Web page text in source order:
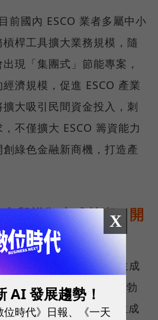
前國內 ESCO 業者多屬中小
桿工具擴大業務規模，隨
現「集團式」節能專案，
濟規模，促進 ESCO 產業
大吸引民間資金投入，刺
不僅擴大 ESCO 籌資能力
綠色金融新商機，打造產
與模擬生成熱潮，開
影響數位雙生與模擬生成
年多元虛擬應用的蓬勃
GAI，數位雙生與模擬生成
X
AI 發展趨勢！
位時代》日報、《一天